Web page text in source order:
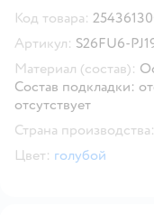
Код товара:
Артикул: S26FU6-
Материал (состав):
Состав подкладки:
отсутствует
Страна производства:
Цвет: голубой